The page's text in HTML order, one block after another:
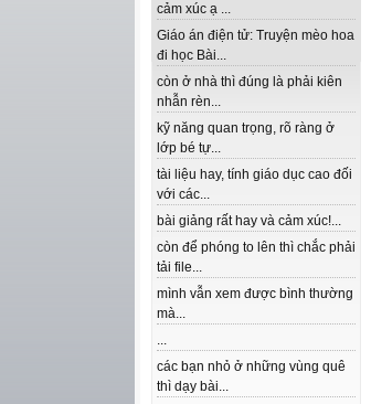
cảm xúc ạ ...
Giáo án điện tử: Truyện mèo hoa
đi học Bài...
còn ở nhà thì đúng là phải kiên
nhẫn rèn...
kỹ năng quan trọng, rõ ràng ở
lớp bé tự...
tài liệu hay, tính giáo dục cao đối
với các...
bài giảng rất hay và cảm xúc!...
còn để phóng to lên thì chắc phải
tải file...
mình vẫn xem được bình thường
mà...
...
các bạn nhỏ ở những vùng quê
thì dạy bài...